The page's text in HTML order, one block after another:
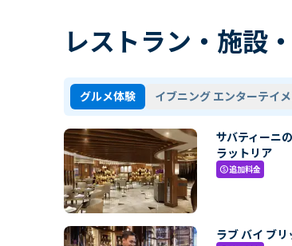
レストラン・施設
グルメ体験 イブニング エンターテイ
サバティーニ
ラットリア
paid追加料金
ラブ バイ ブリ